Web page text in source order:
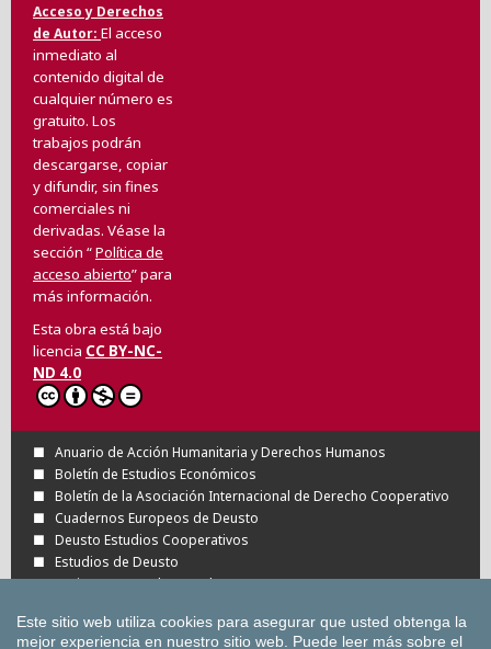
Acceso y Derechos
de Autor El acceso
inmediato al
contenido digital de
cualquier número es
gratuito. Los
trabajos podrán
descargarse, copiar
y difundir, sin fines
comerciales ni
derivadas. Véase la
sección “Política de
acceso abierto” para
más información.
Esta obra está bajo
licencia CC BY-NC-
ND 4.0
Anuario de Acción Humanitaria y Derechos Humanos
Boletín de Estudios Económicos
Boletín de la Asociación Internacional de Derecho Cooperativo
Cuadernos Europeos de Deusto
Deusto Estudios Cooperativos
Estudios de Deusto
Revista Deusto de Derechos Humanos
Todas las Revistas Científicas de Deusto en
Este sitio web utiliza cookies para asegurar que usted obtenga la
mejor experiencia en nuestro sitio web. Puede leer más sobre el